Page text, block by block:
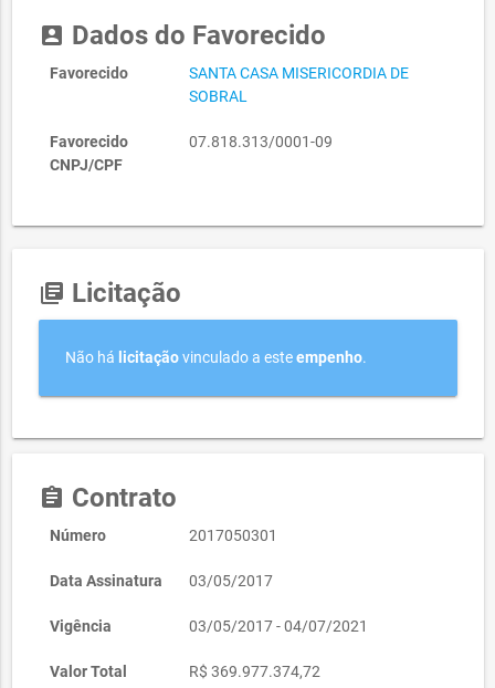
account_box Dados do Favorecido
Favorecido
SANTA CASA MISERICORDIA DE
SOBRAL
Favorecido
CNPJ/CPF
07.818.313/0001-09
library_books Licitação
Não há licitaçãovinculado a esteempenho.
assignment Contrato
Número 2017050301
Data Assinatura 03/05/2017
Vigência 03/05/2017 - 04/07/2021
Valor Total R$ 369.977.374,72